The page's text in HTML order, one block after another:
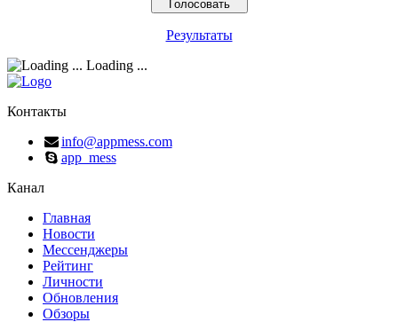
Результаты
Loading ...
Контакты
info@appmess.com
app_mess
Канал
Главная
Новости
Мессенджеры
Рейтинг
Личности
Обновления
Обзоры